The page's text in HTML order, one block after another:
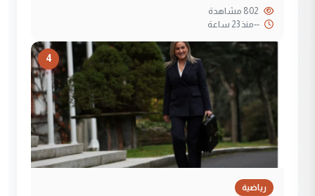
--منذ 23 ساعة
4
رياضية